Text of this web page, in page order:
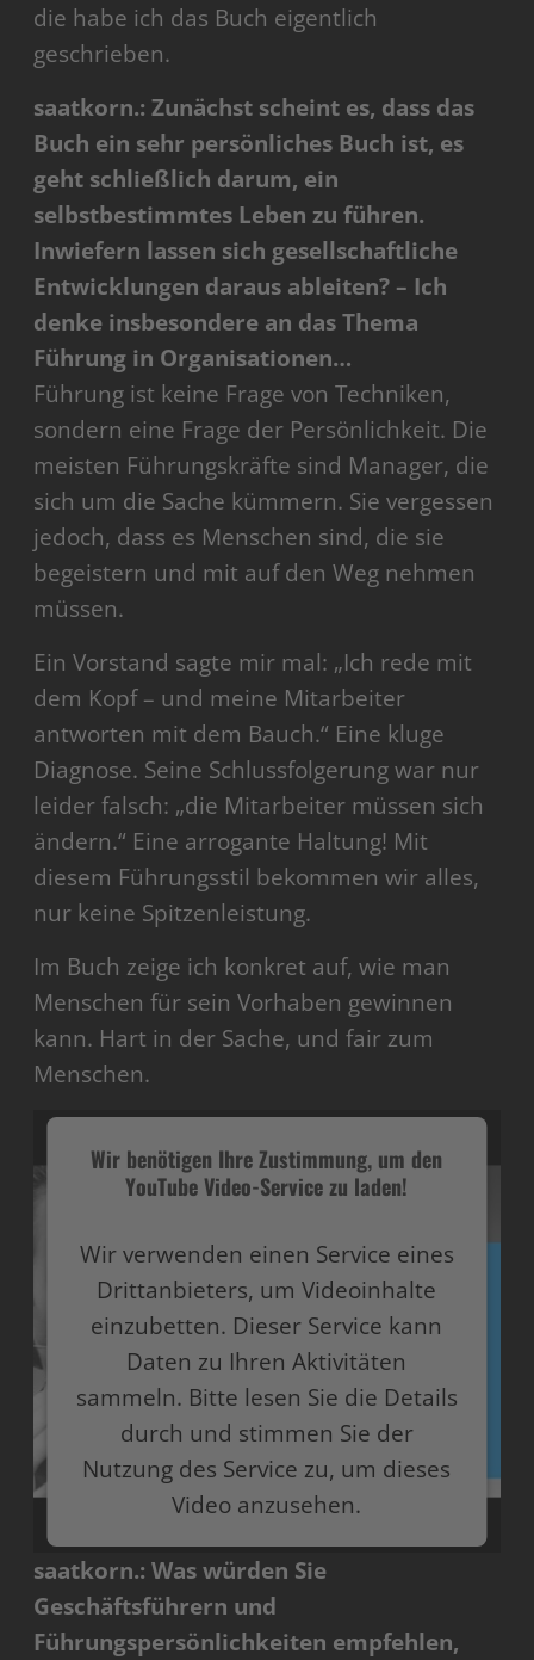
die habe ich das Buch eigentlich
geschrieben.
saatkorn.: Zunächst scheint es, dass das
Buch ein sehr persönliches Buch ist, es
geht schließlich darum, ein
selbstbestimmtes Leben zu führen.
Inwiefern lassen sich gesellschaftliche
Entwicklungen daraus ableiten? – Ich
denke insbesondere an das Thema
Führung in Organisationen…
Führung ist keine Frage von Techniken,
sondern eine Frage der Persönlichkeit. Die
meisten Führungskräfte sind Manager, die
sich um die Sache kümmern. Sie vergessen
jedoch, dass es Menschen sind, die sie
begeistern und mit auf den Weg nehmen
müssen.
Ein Vorstand sagte mir mal: „Ich rede mit
dem Kopf – und meine Mitarbeiter
antworten mit dem Bauch.“ Eine kluge
Diagnose. Seine Schlussfolgerung war nur
leider falsch: „die Mitarbeiter müssen sich
ändern.“ Eine arrogante Haltung! Mit
diesem Führungsstil bekommen wir alles,
nur keine Spitzenleistung.
Im Buch zeige ich konkret auf, wie man
Menschen für sein Vorhaben gewinnen
kann. Hart in der Sache, und fair zum
Menschen.
Wir benötigen Ihre Zustimmung, um den
YouTube Video-Service zu laden!
Wir verwenden einen Service eines
Drittanbieters, um Videoinhalte
einzubetten. Dieser Service kann
Daten zu Ihren Aktivitäten
sammeln. Bitte lesen Sie die Details
durch und stimmen Sie der
Nutzung des Service zu, um dieses
Video anzusehen.
Mehr Informationen
Akzeptieren
saatkorn.: Was würden Sie
Geschäftsführern und
Führungspersönlichkeiten empfehlen,